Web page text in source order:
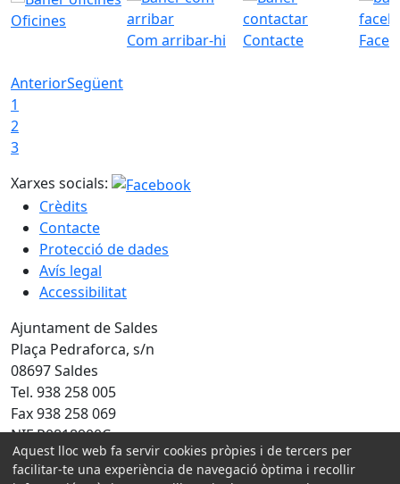
Oficines
Com arribar-hi
Contacte
AnteriorSegüent
1
2
3
Xarxes socials:
Crèdits
Contacte
Protecció de dades
Avís legal
Accessibilitat
Ajuntament de Saldes
Plaça Pedraforca, s/n
08697 Saldes
Tel. 938 258 005
Fax 938 258 069
NIF P0818900C
Amb la col·laboració de:
Aquest lloc web fa servir cookies pròpies i de tercers per
facilitar-te una experiència de navegació òptima i recollir